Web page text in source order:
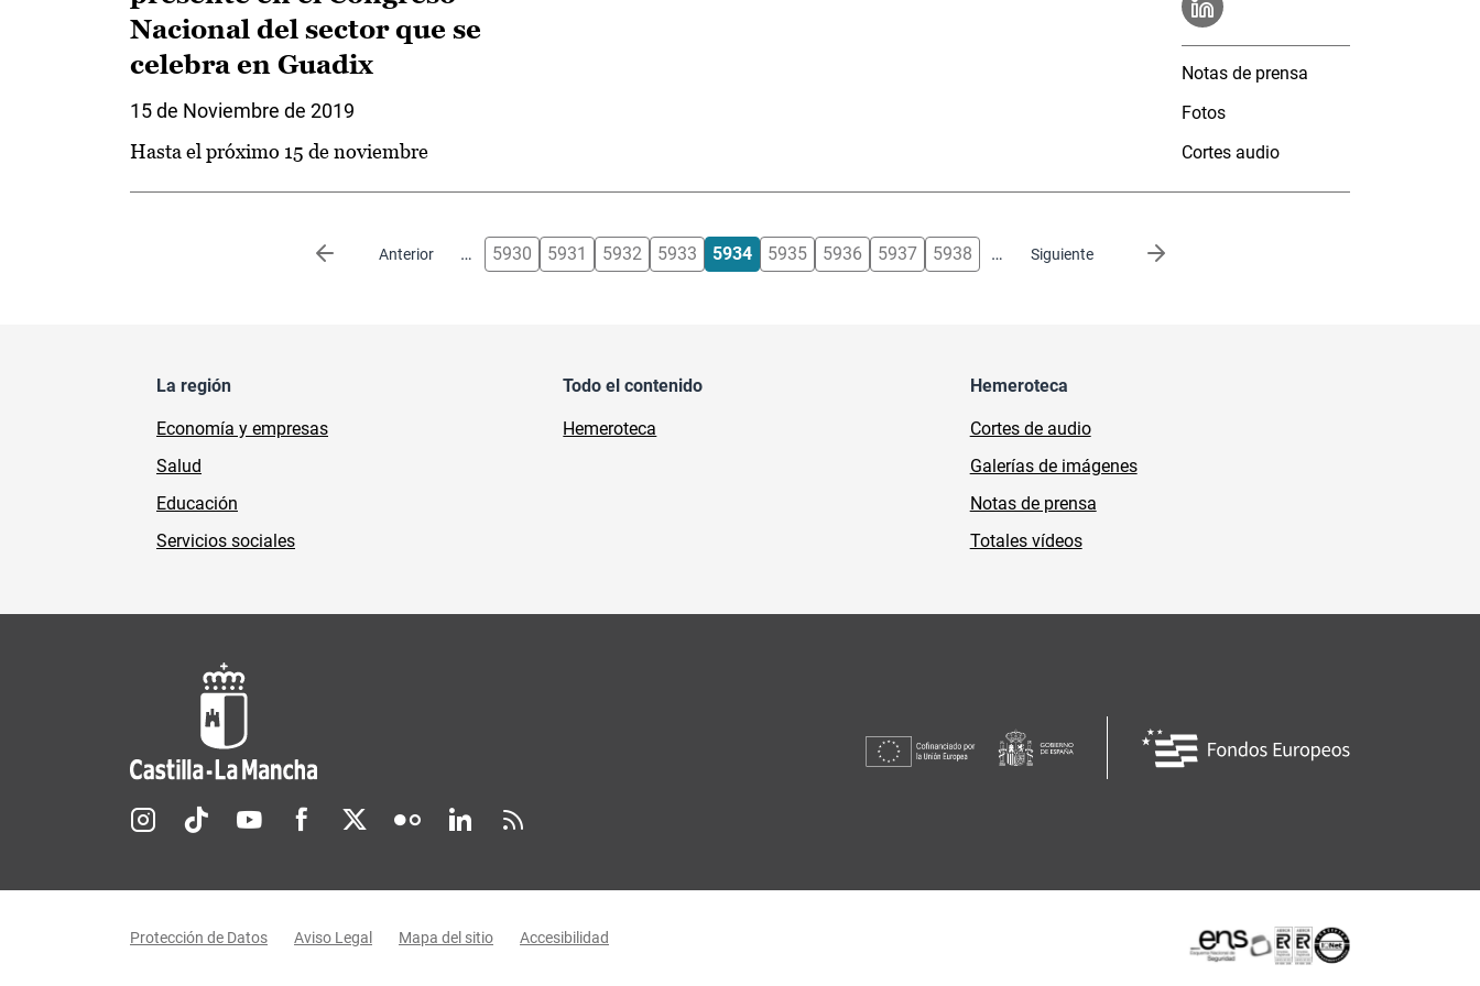
Nacional del sector que se
celebra en Guadix
15 de Noviembre de 2019
Hasta el próximo 15 de noviembre
Notas de prensa
Fotos
Cortes audio
Anterior
Página anterior … 5930 5931 5932 5933 5934 5935 5936 5937 5938 … Siguiente
Siguiente página
La región
Economía y empresas
Salud
Educación
Servicios sociales
Todo el contenido
Hemeroteca
Hemeroteca
Cortes de audio
Galerías de imágenes
Notas de prensa
Totales vídeos
Redes sociales JCCM
Protección de Datos Aviso Legal Mapa del sitio Accesibilidad Certificaciones